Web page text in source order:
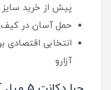
پیش از خرید
حمل آسان در کیف
انتخابی اقتصادی
آزارو